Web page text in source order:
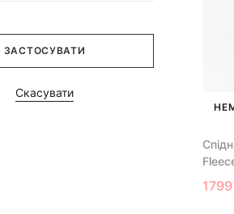
ЗАСТОСУВАТИ
Скасувати